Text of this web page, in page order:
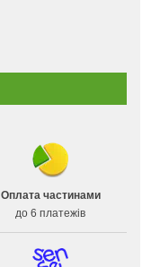
Оплата частинами
до 6 платежів